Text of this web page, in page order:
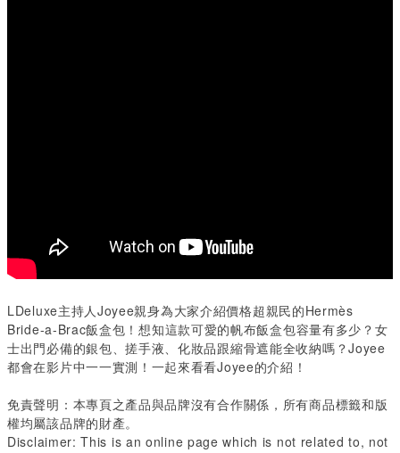
LDeluxe主持人Joyee親身為大家介紹價格超親民的Hermès
Bride-a-Brac飯盒包！想知這款可愛的帆布飯盒包容量有多少？女
士出門必備的銀包、搓手液、化妝品跟縮骨遮能全收納嗎？Joyee
都會在影片中一一實測！一起來看看Joyee的介紹！
免責聲明：本專頁之產品與品牌沒有合作關係，所有商品標籤和版
權均屬該品牌的財產。
Disclaimer: This is an online page which is not related to, not